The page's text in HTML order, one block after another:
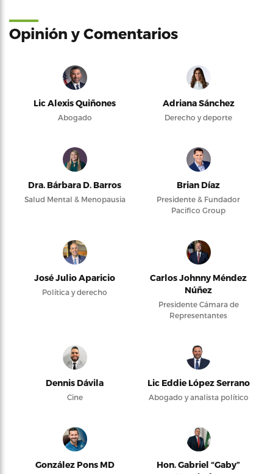
Opinión y Comentarios
Lic Alexis Quiñones
Abogado
Adriana Sánchez
Derecho y deporte
Dra. Bárbara D. Barros
Salud Mental & Menopausia
Brian Díaz
Presidente & Fundador
Pacifico Group
José Julio Aparicio
Política y derecho
Carlos Johnny Méndez
Núñez
Presidente Cámara de
Representantes
Dennis Dávila
Cine
Lic Eddie López Serrano
Abogado y analista político
González Pons MD
Hon. Gabriel “Gaby”